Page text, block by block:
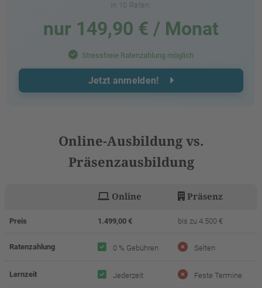
in 10 Raten:
nur 149,90 € / Monat
Stressfreie Ratenzahlung möglich
Jetzt anmelden!
Online-Ausbildung vs.
Präsenzausbildung
Online Präsenz
Preis 1.499,00 € bis zu 4.500 €
Ratenzahlung 0 % Gebühren Selten
Lernzeit Jederzeit Feste Termine